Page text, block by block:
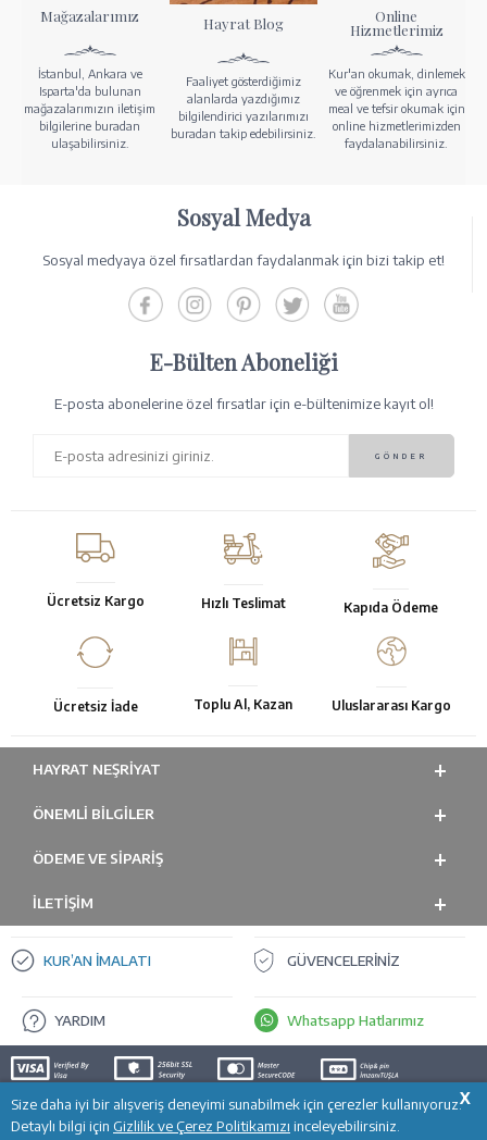
X
Size daha iyi bir alışveriş deneyimi sunabilmek için çerezler kullanıyoruz.
Detaylı bilgi için Gizlilik ve Çerez Politikamızı inceleyebilirsiniz.
SEPETE EKLE
Mağazalarımız
İstanbul, Ankara ve
Isparta'da bulunan
mağazalarımızın iletişim
bilgilerine buradan
ulaşabilirsiniz.
Hayrat Blog
Faaliyet gösterdiğimiz
alanlarda yazdığımız
bilgilendirici yazılarımızı
buradan takip edebilirsiniz.
Online
Hizmetlerimiz
Kur'an okumak, dinlemek
ve öğrenmek için ayrıca
meal ve tefsir okumak için
online hizmetlerimizden
faydalanabilirsiniz.
Sosyal Medya
Sosyal medyaya özel fırsatlardan faydalanmak için bizi takip et!
E-Bülten Aboneliği
E-posta abonelerine özel fırsatlar için e-bültenimize kayıt ol!
Ücretsiz Kargo Hızlı Teslimat Kapıda Ödeme
Ücretsiz İade Toplu Al, Kazan Uluslararası Kargo
HAYRAT NEŞRIYAT
ÖNEMLI BILGILER
ÖDEME VE SİPARİŞ
İLETİŞİM
KUR’AN İMALATI GÜVENCELERİNİZ
YARDIM Whatsapp Hatlarımız
T-SoftE-TicaretSistemleriyle Hazırlanmıştır.